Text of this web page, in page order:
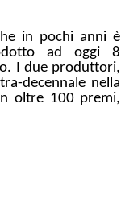
in pochi anni è
ad oggi 8
I due produttori,
decennale nella
oltre 100 premi,